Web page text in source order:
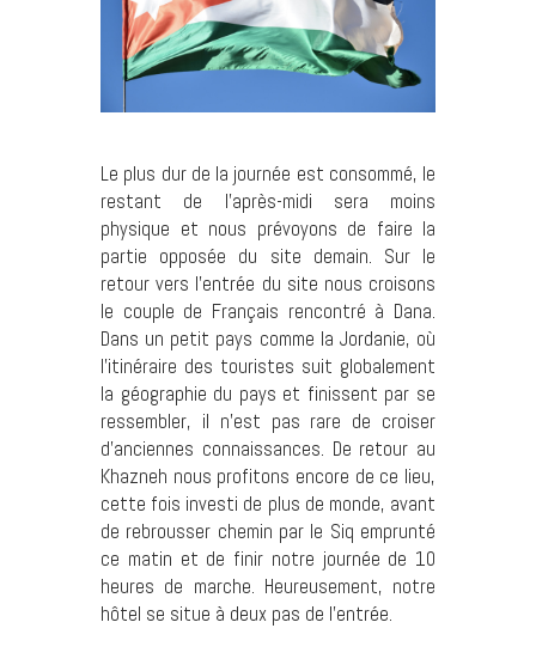
Le plus dur de la journée est consommé, le
restant de l’après-midi sera moins
physique et nous prévoyons de faire la
partie opposée du site demain. Sur le
retour vers l’entrée du site nous croisons
le couple de Français rencontré à Dana.
Dans un petit pays comme la Jordanie, où
l’itinéraire des touristes suit globalement
la géographie du pays et finissent par se
ressembler, il n’est pas rare de croiser
d’anciennes connaissances. De retour au
Khazneh nous profitons encore de ce lieu,
cette fois investi de plus de monde, avant
de rebrousser chemin par le Siq emprunté
ce matin et de finir notre journée de 10
heures de marche. Heureusement, notre
hôtel se situe à deux pas de l’entrée.